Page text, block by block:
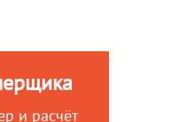
и расчёт